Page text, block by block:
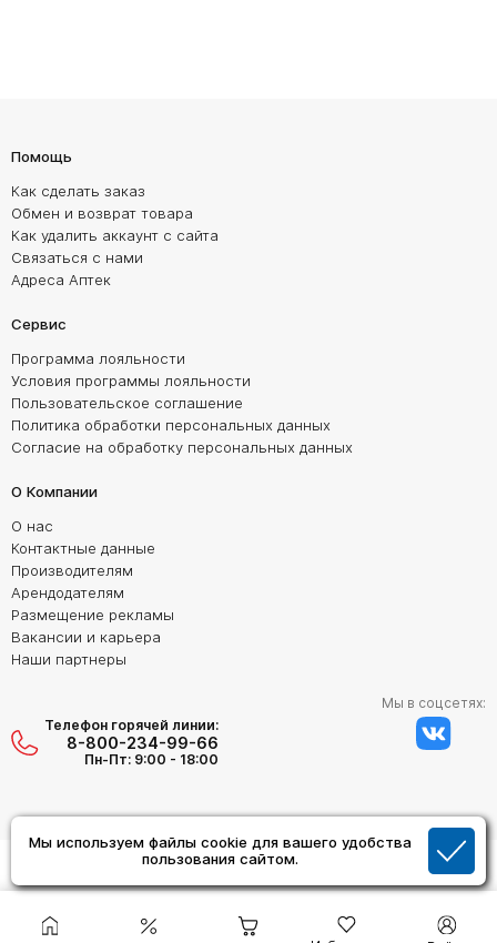
Мы используем файлы cookie для вашего удобства
пользования сайтом.
Помощь
Как сделать заказ
Обмен и возврат товара
Как удалить аккаунт с сайта
Связаться с нами
Адреса Аптек
Сервис
Программа лояльности
Условия программы лояльности
Пользовательское соглашение
Политика обработки персональных данных
Согласие на обработку персональных данных
О Компании
О нас
Контактные данные
Производителям
Арендодателям
Размещение рекламы
Вакансии и карьера
Наши партнеры
Телефон горячей линии:
8-800-234-99-66
Пн-Пт: 9:00 - 18:00
Мы в соцсетях: